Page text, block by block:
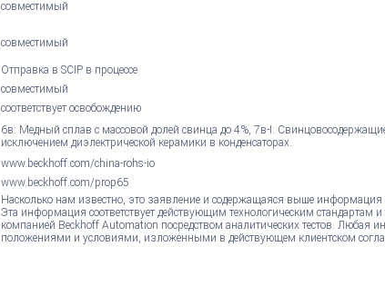
совместимый
совместимый
Отправка в SCIP в процессе
совместимый
соответствует освобождению
6в: Медный сплав с массовой долей свинца до 4%, 7в-I:
исключением диэлектрической керамики в конденсаторах.
www.beckhoff.com/china-rohs-io
www.beckhoff.com/prop65
Насколько нам известно, это заявление и содержащаяся выше
Эта информация соответствует действующим технологическим стандартам
компанией Beckhoff Automation посредством аналитических тестов. Любая
положениями и условиями, изложенными в действующем клиентском